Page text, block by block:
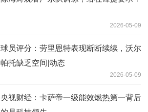
2026-05-09
球员评分：劳里恩特表现断断续续，沃尔
帕托缺乏空间|动态
2026-05-09
央视财经：卡萨帝一级能效燃热第一背后